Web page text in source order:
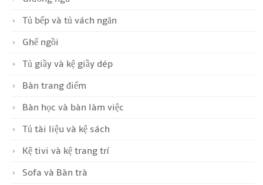
Tủ bếp và tủ vách ngăn
Ghế ngồi
Tủ giầy và kệ giầy dép
Bàn trang điểm
Bàn học và bàn làm việc
Tủ tài liệu và kệ sách
Kệ tivi và kệ trang trí
Sofa và Bàn trà